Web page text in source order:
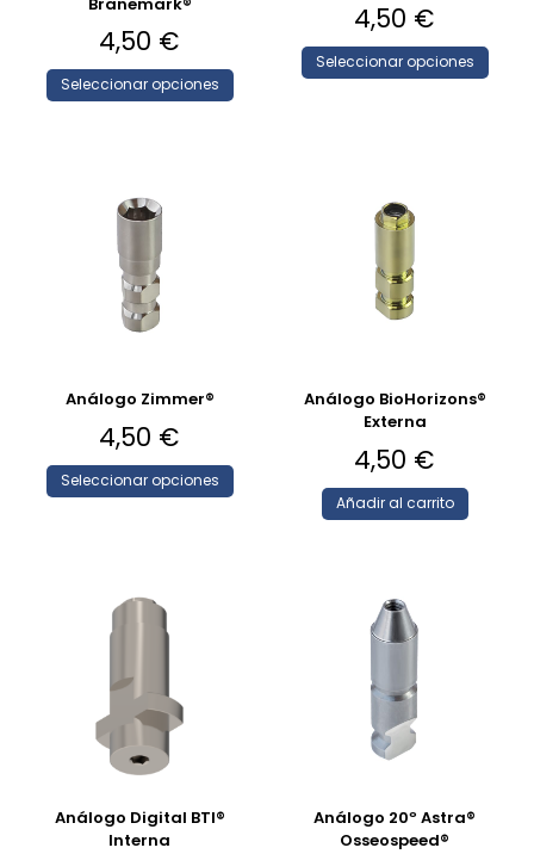
4,50 €
Seleccionar opciones
4,50 €
Seleccionar opciones
Análogo Zimmer®
4,50 €
Seleccionar opciones
Análogo BioHorizons®
Externa
4,50 €
Añadir al carrito
Análogo Digital BTI®
Interna
Análogo 20º Astra®
Osseospeed®